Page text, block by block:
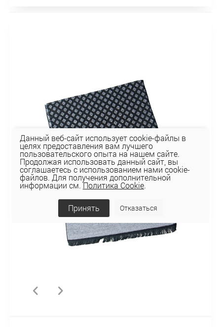
Данный веб-сайт использует cookie-файлы в
целях предоставления вам лучшего
пользовательского опыта на нашем сайте.
Продолжая использовать данный сайт, вы
соглашаетесь с использованием нами cookie-
файлов. Для получения дополнительной
информации см.Политика Cookie.
Принять Отказаться